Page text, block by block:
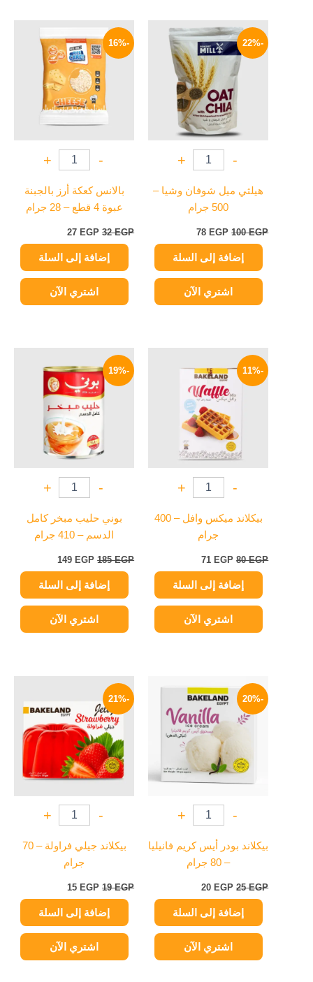
-22%
-
+
هيلثي ميل شوفان وشيا –
500 جرام
100EGP
السعر
الأصلي
هو:
100 EGP.
78 EGP
السعر
الحالي
هو:
78 EGP.
إضافة إلى السلة
اشتري الآن
-16%
-
+
بالانس كعكة أرز بالجبنة
عبوة 4 قطع – 28 جرام
32EGP
الأصلي
هو:
32 EGP.
27 EGP
الحالي
هو:
27 EGP.
إضافة إلى السلة
اشتري الآن
-11%
-
+
بيكلاند ميكس وافل – 400
جرام
80EGP
الأصلي
هو:
80 EGP.
71 EGP
هو:
71 EGP.
إضافة إلى السلة
اشتري الآن
-19%
-
+
بوني حليب مبخر كامل
الدسم – 410 جرام
185EGP
الأصلي
هو:
185 EGP.
149 EGP
الحالي
هو:
149 EGP.
إضافة إلى السلة
اشتري الآن
-20%
-
+
بيكلاند بودر أيس كريم فانيليا
– 80 جرام
25EGP
الأصلي
هو:
20 EGP
الحالي
هو:
20 EGP.
إضافة إلى السلة
اشتري الآن
-21%
-
+
بيكلاند جيلي فراولة – 70
جرام
19EGP
هو:
19 EGP.
15 EGP
15 EGP.
إضافة إلى السلة
اشتري الآن